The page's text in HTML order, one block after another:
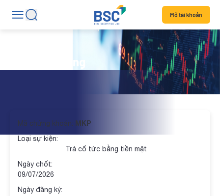
Mở tài khoản
Lịch thị trường
Mã chứng khoán: MKP
Loại sự kiện:
Trả cổ tức bằng tiền mặt
Ngày chốt:
09/07/2026
Ngày đăng ký: